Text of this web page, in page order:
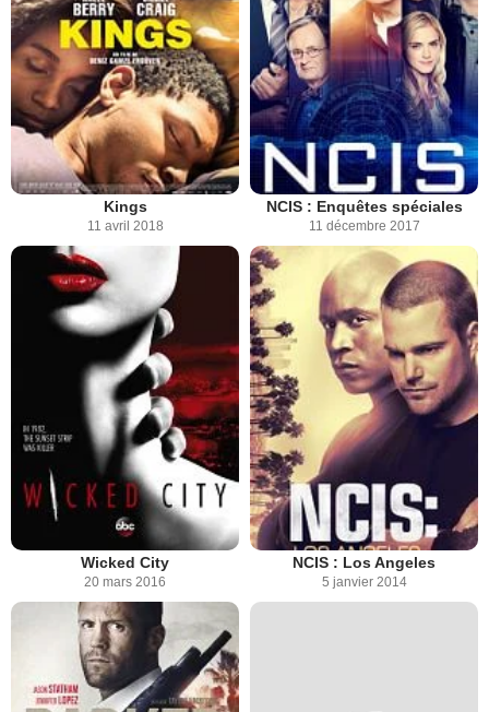
Kings
11 avril 2018
NCIS : Enquêtes spéciales
11 décembre 2017
Wicked City
20 mars 2016
NCIS : Los Angeles
5 janvier 2014